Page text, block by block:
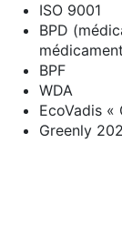
ISO 9001
BPD
BPF
WDA
EcoVadis
Greenly